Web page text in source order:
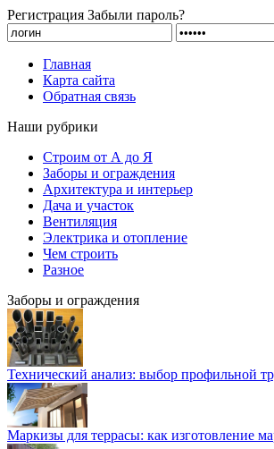
Регистрация Забыли пароль?
Главная
Карта сайта
Обратная связь
Наши рубрики
Строим от А до Я
Заборы и ограждения
Архитектура и интерьер
Дача и участок
Вентиляция
Электрика и отопление
Чем строить
Разное
Заборы и ограждения
Технический анализ: выбор профильной
Маркизы для террасы: как изготовление